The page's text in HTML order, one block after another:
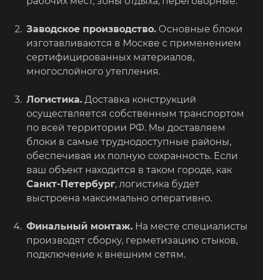
Заводское производство. Основные блоки
изготавливаются в Москве с применением
сертифицированных материалов,
многослойного утепления.
Логистика. Доставка конструкций
осуществляется собственным транспортом
по всей территории РФ. Мы доставляем
блоки в самые труднодоступные районы,
обеспечивая их полную сохранность. Если
ваш объект находится в таком городе, как
Санкт-Петербург, логистика будет
выстроена максимально оперативно.
Финальный монтаж. На месте специалисты
производят сборку, герметизацию стыков,
подключение к внешним сетям.